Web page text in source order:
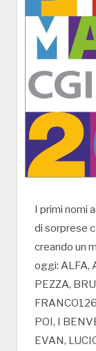
I primi nomi
di sorprese
creando un
oggi: ALFA,
PEZZA,
POI, I
EVAN,